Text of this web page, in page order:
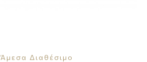
Άμεσα Διαθέσιμο